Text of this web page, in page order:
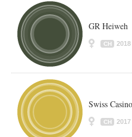
GR Heiweh
CH 2018
Swiss
CH 2017